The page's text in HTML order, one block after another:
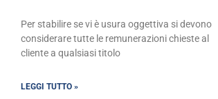
Per stabilire se vi è usura oggettiva si devono
considerare tutte le remunerazioni chieste al
cliente a qualsiasi titolo
LEGGI TUTTO »